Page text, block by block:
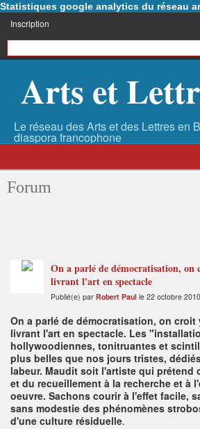
Statistiques google analytics du réseau
Inscription
Arts et
Forum
On a parlé de démocratisation, on
livrant l'art en spectacle
Publié(e) par Robert Paul le 22 octobre
On a parlé de démocratisation, on croit
livrant l'art en spectacle. Les
hollywoodiennes, tonitruantes et
plus belles que nos jours tristes,
labeur. Maudit soit l'artiste qui prétend
et du recueillement à la recherche et à
oeuvre. Sachons courir à l'effet facile,
sans modestie des phénomènes
d'une culture résiduelle.